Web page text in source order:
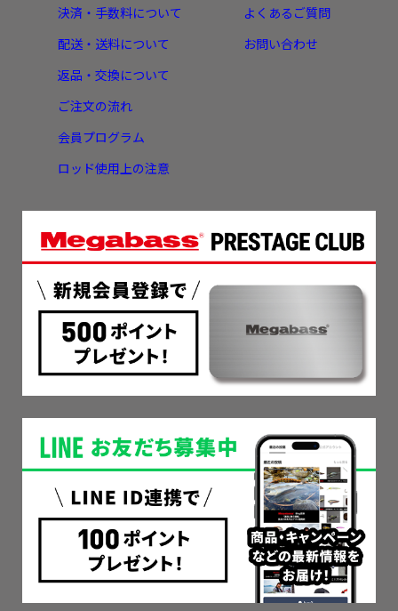
決済・手数料について
配送・送料について
返品・交換について
ご注文の流れ
会員プログラム
ロッド使用上の注意
よくあるご質問
お問い合わせ